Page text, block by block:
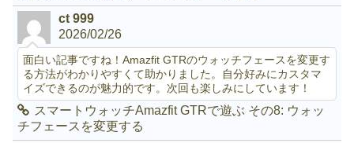
ct 999
2026/02/26
面白い記事ですね！Amazfit GTRのウォッチフェースを変更す
る方法がわかりやすくて助かりました。自分好みにカスタマ
イズできるのが魅力的です。次回も楽しみにしています！
スマートウォッチAmazfit GTRで遊ぶ その8: ウォッ
チフェースを変更する